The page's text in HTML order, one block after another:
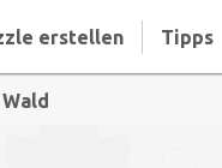
erstellen Tipps